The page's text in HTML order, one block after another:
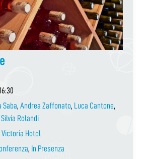
Saba, Andrea Zaffonato, Luca Cantone,
Silvia Rolandi
Victoria Hotel
, In Presenza